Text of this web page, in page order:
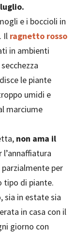
e i boccioli in
Il ragnetto rosso
in ambienti
le piante
umidi e
marciume
non ama il
per
tipo di piante.
sia in estate sia
in casa con il
giorno con